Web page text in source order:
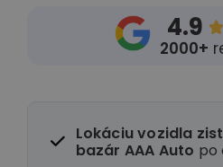
4.9 
2000+
Lokáciu vozidla
bazár AAA Auto po